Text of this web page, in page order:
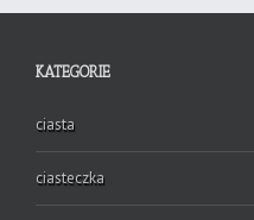
KATEGORIE
ciasta
ciasteczka